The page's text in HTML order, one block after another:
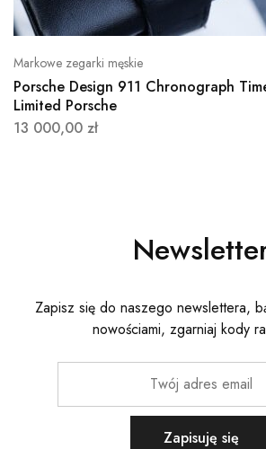
Markowe zegarki męskie
Porsche Design 911 Chronograph
Limited Porsche
13 000,00 zł
Zapisz się do naszego newslettera,
nowościami, zgarniaj kody
Zapisuję się